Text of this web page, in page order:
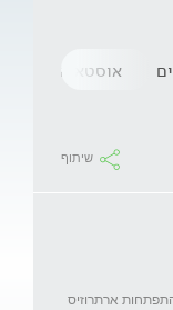
שיתוף
ארתרוזיס